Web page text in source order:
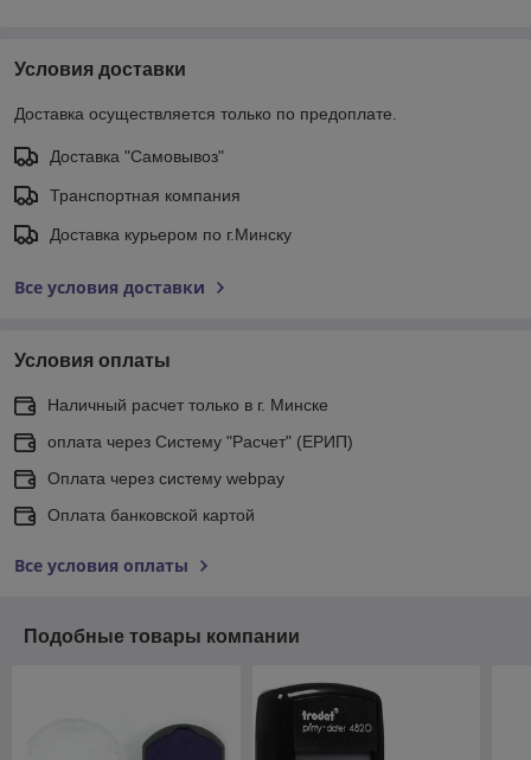
Условия доставки
Доставка осуществляется только по предоплате.
Доставка "Самовывоз"
Транспортная компания
Доставка курьером по г.Минску
Все условия доставки
Условия оплаты
Наличный расчет только в г. Минске
оплата через Систему "Расчет" (ЕРИП)
Оплата через систему webpay
Оплата банковской картой
Все условия оплаты
Подобные товары компании